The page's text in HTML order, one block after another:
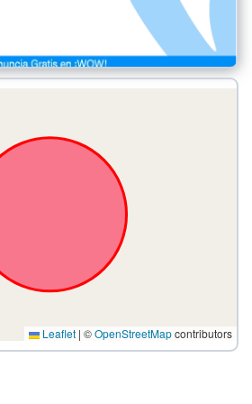
Leaflet | ©OpenStreetMapcontributors